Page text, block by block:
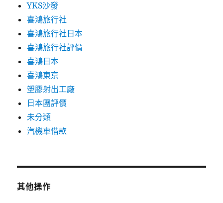
YKS沙發
喜鴻旅行社
喜鴻旅行社日本
喜鴻旅行社評價
喜鴻日本
喜鴻東京
塑膠射出工廠
日本團評價
未分類
汽機車借款
其他操作